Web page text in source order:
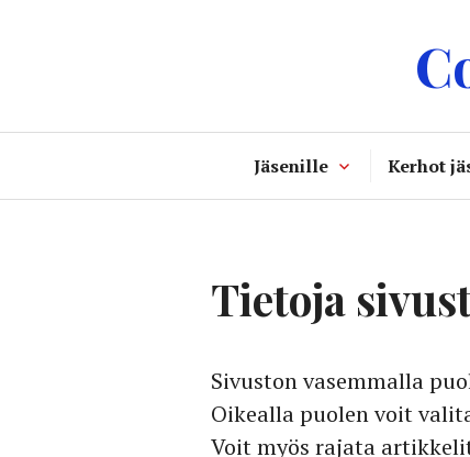
Jäsenille Kerhot
Tietoja
Sivuston vasemmalla
Oikealla puolen voit
Voit myös rajata